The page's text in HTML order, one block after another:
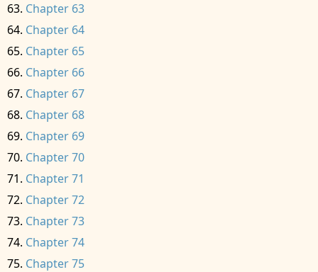
Chapter 63
Chapter 64
Chapter 65
Chapter 66
Chapter 67
Chapter 68
Chapter 69
Chapter 70
Chapter 71
Chapter 72
Chapter 73
Chapter 74
Chapter 75